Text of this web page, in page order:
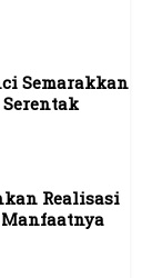
Semarakkan
Realisasi
Manfaatnya